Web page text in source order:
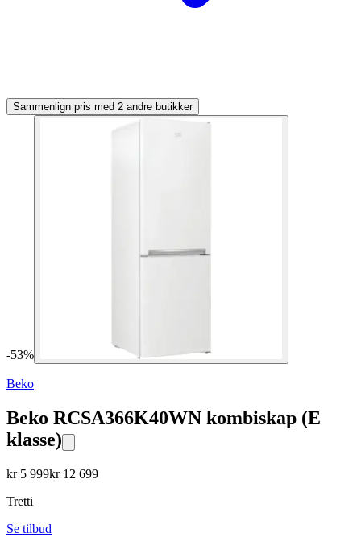
Sammenlign pris med 2 andre butikker
-53%
Beko
Beko RCSA366K40WN kombiskap (E
klasse)
kr 5 999kr 12 699
Tretti
Se tilbud